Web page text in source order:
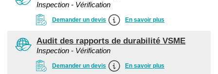
Inspection - Vérification
Demander un devis En savoir plus
Audit des rapports de durabilité VSME
Inspection - Vérification
Demander un devis En savoir plus